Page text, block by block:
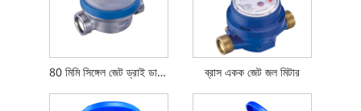
80 মিমি সিঙ্গেল জেট ড্রাই ডায়াল ওয়াটার মিটার ব্রাস একক জেট জল মিটার